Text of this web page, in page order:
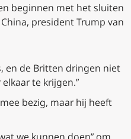
beginnen met het sluiten
president Trump van
en de Britten dringen niet
te krijgen.”
bezig, maar hij heeft